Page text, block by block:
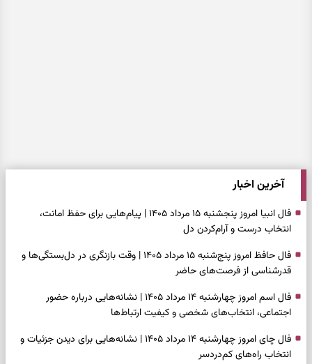
آخرین اخبار
فال انبیا امروز پنجشنبه ۱۵ مرداد ۱۴۰۵ | پیام‌هایی برای حفظ امانت،
انتخاب درست و آرام‌کردن دل
فال حافظ امروز پنج‌شنبه ۱۵ مرداد ۱۴۰۵ | وقت بازنگری در دل‌بستگی‌ها و
قدرشناسی از فرصت‌های حاضر
فال اسم امروز چهارشنبه ۱۴ مرداد ۱۴۰۵ | نشانه‌هایی درباره حضور
اجتماعی، انتخاب‌های شخصی و کیفیت ارتباط‌ها
فال چای امروز چهارشنبه ۱۴ مرداد ۱۴۰۵ | نشانه‌هایی برای دیدن جزئیات و
انتخاب راه‌های کم‌دردسر